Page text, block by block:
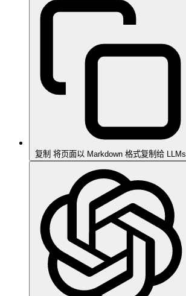
复制 将页面以 Markdown 格式复制给 LLMs